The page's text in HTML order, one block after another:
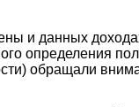
и данных
определения
обращали